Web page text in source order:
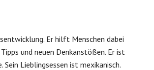
Er hilft Menschen dabei
und neuen Denkanstößen. Er ist
Lieblingsessen ist mexikanisch.